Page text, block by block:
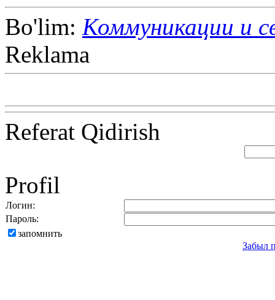
Bo'lim: Коммуникации и
Reklama
Referat Qidirish
Profil
Логин:
Пароль:
запомнить
Забыл